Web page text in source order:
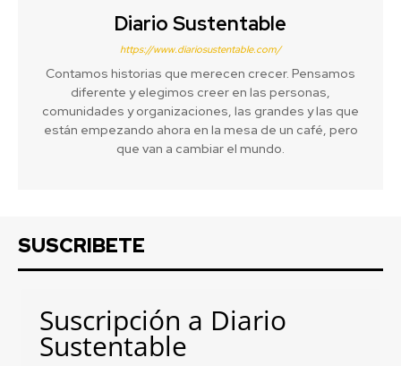
Diario Sustentable
https://www.diariosustentable.com/
Contamos historias que merecen crecer. Pensamos
diferente y elegimos creer en las personas,
comunidades y organizaciones, las grandes y las que
están empezando ahora en la mesa de un café, pero
que van a cambiar el mundo.
SUSCRIBETE
Suscripción a Diario
Sustentable